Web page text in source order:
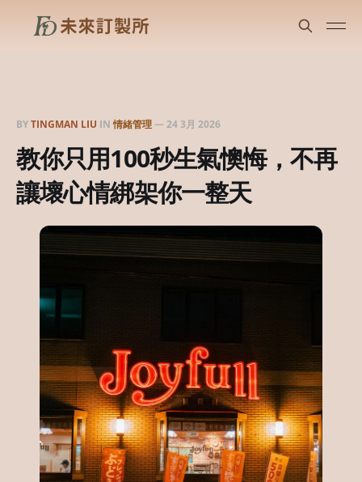
BYTINGMAN LIU IN情緒管理—24 3月 2026
教你只用100秒生氣懊悔，不再
讓壞心情綁架你一整天